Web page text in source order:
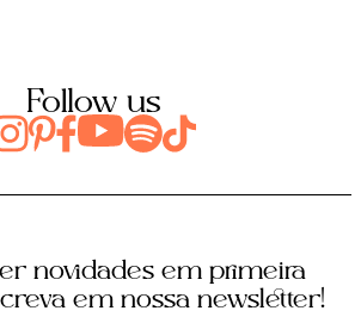
Follow us
novidades em primeira
em nossa newsletter!